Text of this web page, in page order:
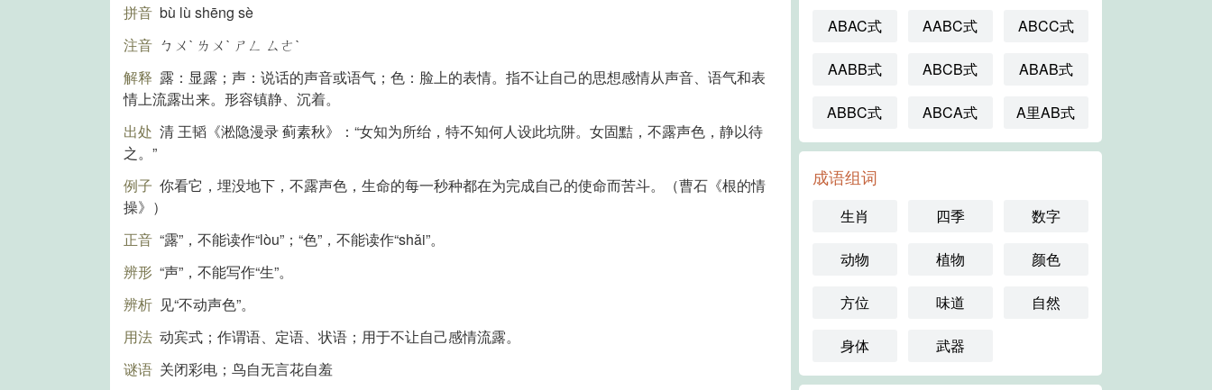
拼音 bù lù shēng sè
注音 ㄅㄨˋ ㄌㄨˋ ㄕㄥ ㄙㄜˋ
解释 露：显露；声：说话的声音或语气；色：脸上的表情。指不让自己的思想感情从声音、语气和表
情上流露出来。形容镇静、沉着。
出处 清 王韬《淞隐漫录 蓟素秋》：“女知为所绐，特不知何人设此坑阱。女固黠，不露声色，静以待
之。”
例子 你看它，埋没地下，不露声色，生命的每一秒种都在为完成自己的使命而苦斗。（曹石《根的情
操》）
正音 “露”，不能读作“lòu”；“色”，不能读作“shǎi”。
辨形 “声”，不能写作“生”。
辨析 见“不动声色”。
用法 动宾式；作谓语、定语、状语；用于不让自己感情流露。
谜语 关闭彩电；鸟自无言花自羞
ABAC式 AABC式 ABCC式
AABB式 ABCB式 ABAB式
ABBC式 ABCA式 A里AB式
成语组词
生肖 四季 数字
动物 植物 颜色
方位 味道 自然
身体 武器